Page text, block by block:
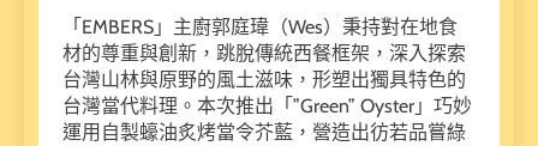
「EMBERS」主廚郭庭瑋（Wes）秉持對在地食
材的尊重與創新，跳脫傳統西餐框架，深入探索
台灣山林與原野的風土滋味，形塑出獨具特色的
台灣當代料理。本次推出「”Green” Oyster」巧妙
運用自製蠔油炙烤當令芥藍，營造出彷若品嘗綠